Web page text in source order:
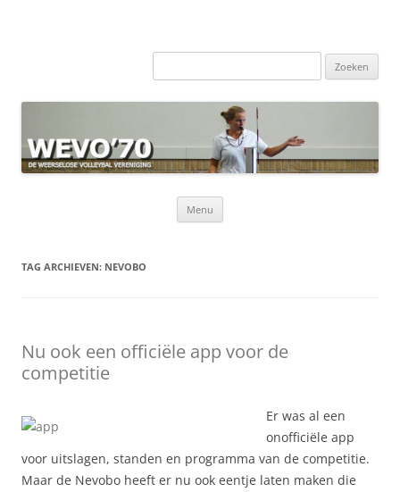
Zoeken
Menu
TAG ARCHIEVEN: NEVOBO
Nu ook een officiële app voor de
competitie
Er was al een
onofficiële app
voor uitslagen, standen en programma van de competitie.
Maar de Nevobo heeft er nu ook eentje laten maken die